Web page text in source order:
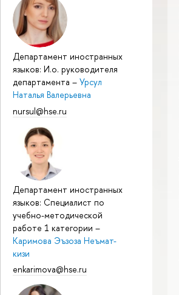
Департамент иностранных
языков: И.о. руководителя
департамента – Урсул
Наталья Валерьевна
nursul@hse.ru
Департамент иностранных
языков: Специалист по
учебно-методической
работе 1 категории –
Каримова Эъзоза Неъмат-
кизи
enkarimova@hse.ru